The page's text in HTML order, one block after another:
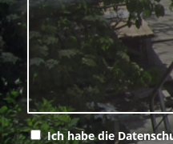
Ich habe die